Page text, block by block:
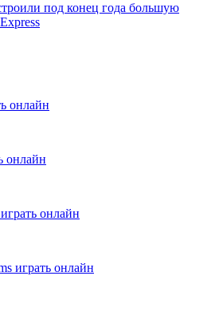
под конец года большую
онлайн
онлайн
онлайн
играть онлайн